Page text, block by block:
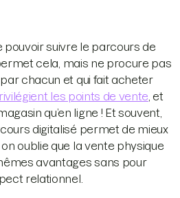
pouvoir suivre le parcours de
cela, mais ne procure pas
chacun et qui fait acheter
les points de vente , et
qu’en ligne ! Et souvent,
digitalisé permet de mieux
oublie que la vente physique
avantages sans pour
relationnel.